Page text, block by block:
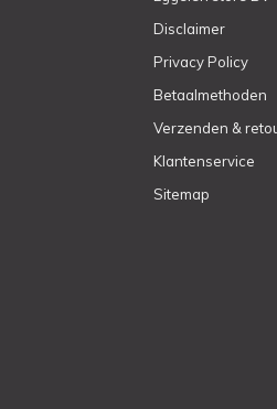
Disclaimer
Privacy Policy
Betaalmethoden
Verzenden &
Klantenservice
Sitemap